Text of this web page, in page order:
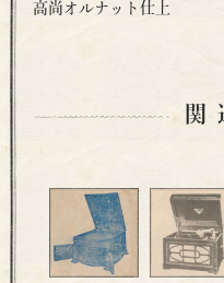
高尚オルナット仕上
関